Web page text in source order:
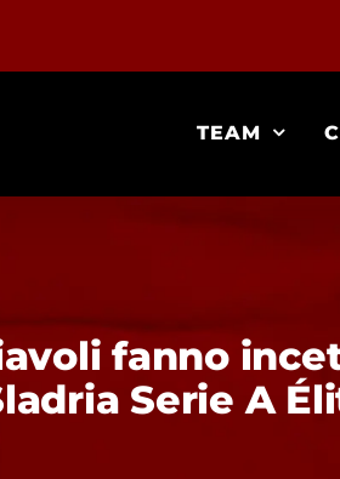
TEAM
fanno
Serie A